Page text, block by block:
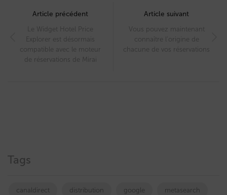
navigation
Article précédent
Le Widget Hotel Price
Explorer est désormais
compatible avec le moteur
de réservations de Mirai
Article suivant
Vous pouvez maintenant
connaître l’origine de
chacune de vos réservations
Tags
canaldirect distribution google metasearch